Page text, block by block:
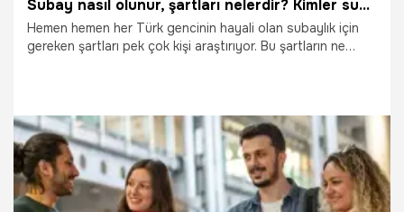
Subay nasıl olunur, şartları nelerdir? Kimler subay olamaz?
Hemen hemen her Türk gencinin hayali olan subaylık için
gereken şartları pek çok kişi araştırıyor. Bu şartların ne
taşıyan kişiler, subaylık rütbesi alarak TSK bünyesinde
askeri personel olarak çalışma imkanı elde eder.
19.10.2025 Çalışma Hayatı